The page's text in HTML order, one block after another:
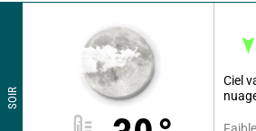
SOIR
Ciel